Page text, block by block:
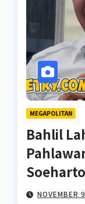
MEGAPOLITAN
Bahlil
Soeharto
NOVEMBER